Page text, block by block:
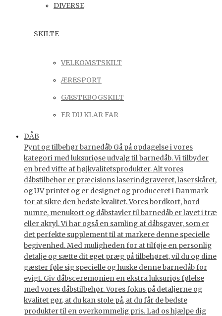
DIVERSE
SKILTE
VELKOMSTSKILT
ÆRESPORT
GÆSTEBOGSKILT
ER DU KLAR FAR
DÅB
Pynt og tilbehør barnedåb Gå på opdagelse i vores
kategori med luksuriøse udvalg til barnedåb. Vi tilbyder
en bred vifte af højkvalitetsprodukter. Alt vores
dåbstilbehør er præcisions laserindgraveret, laserskåret,
og UV printet og er designet og produceret i Danmark
for at sikre den bedste kvalitet. Vores bordkort, bord
numre, menukort og dåbstavler til barnedåb er lavet i træ
eller akryl. Vi har også en samling af dåbsgaver, som er
det perfekte supplement til at markere denne specielle
begivenhed. Med muligheden for at tilføje en personlig
detalje og sætte dit eget præg på tilbehøret, vil du og dine
gæster føle sig specielle og huske denne barnedåb for
evigt. Giv dåbsceremonien en ekstra luksuriøs følelse
med vores dåbstilbehør. Vores fokus på detaljerne og
kvalitet gør, at du kan stole på, at du får de bedste
produkter til en overkommelig pris. Lad os hjælpe dig